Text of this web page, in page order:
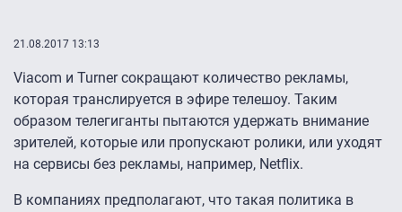
21.08.2017 13:13
Viacom и Turner сокращают количество рекламы,
которая транслируется в эфире телешоу. Таким
образом телегиганты пытаются удержать внимание
зрителей, которые или пропускают ролики, или уходят
на сервисы без рекламы, например, Netflix.
В компаниях предполагают, что такая политика в